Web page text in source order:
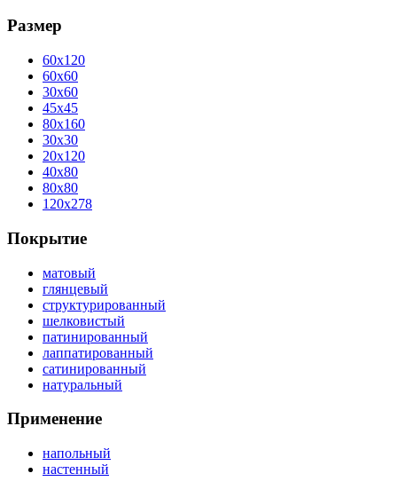
Размер
60x120
60x60
30x60
45x45
80x160
30x30
20x120
40x80
80x80
120x278
Покрытие
матовый
глянцевый
структурированный
шелковистый
патинированный
лаппатированный
сатинированный
натуральный
Применение
напольный
настенный